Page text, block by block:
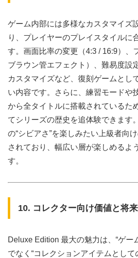
ゲーム内部には多様なカスタマイズ
り、プレイヤーのプレイスタイルに
す。画面比率の変更（4:3 / 16:9）、
ブラウン管エフェクト）、難易度設
カスタマイズなど、復刻ゲームとし
い内容です。さらに、練習モードや
から全タイトルに搭載されているた
てシリーズの歴史を追体験できます
の“シビアさ”を楽しみたい上級者向
されており、幅広い層が楽しめるよ
す。
10. コレクター向け価値と将
Deluxe Edition 最大の魅力は、“ゲー
でなく“コレクションアイテムとして